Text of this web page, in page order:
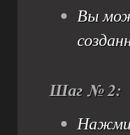
Вы
Шаг № 2: